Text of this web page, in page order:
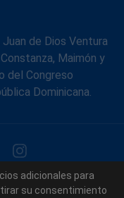
de Dios Ventura
Maimón y
del Congreso
Dominicana.
de la República
reservados.
adicionales para
su consentimiento